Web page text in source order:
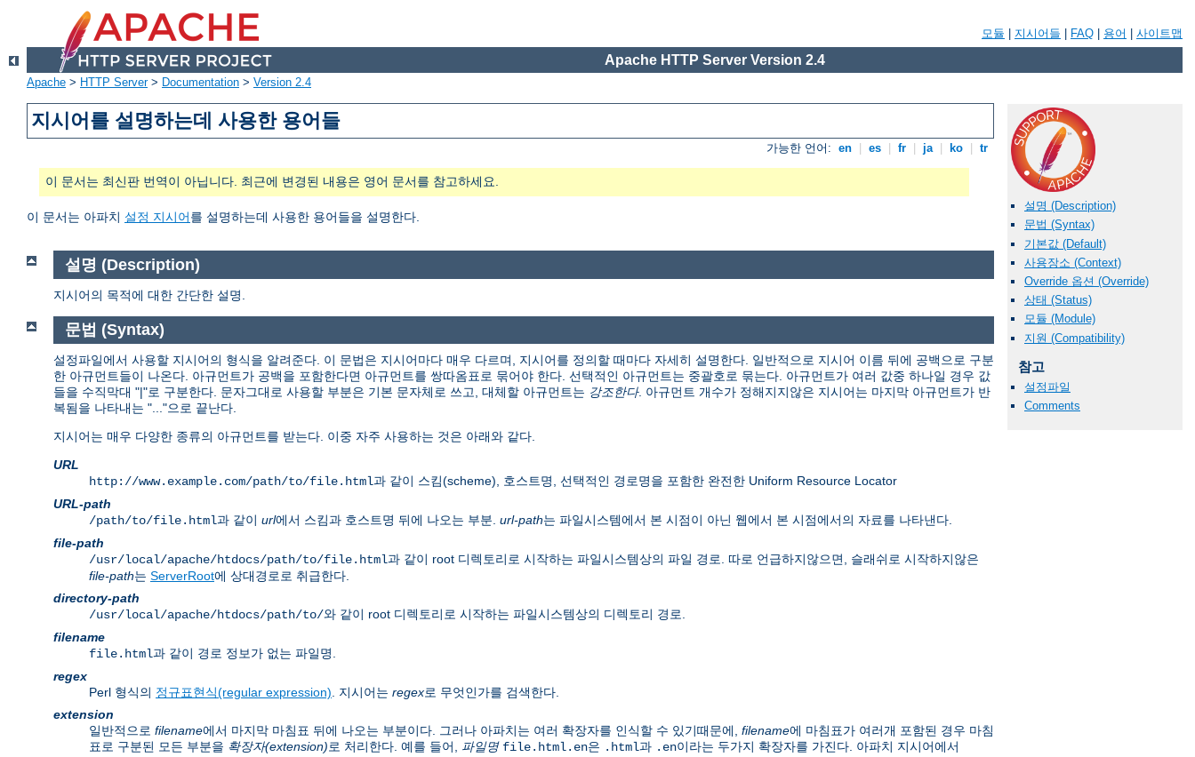
모듈 지시어들 FAQ 용어 사이트맵
Apache HTTP Server Version 2.4
Apache > HTTP Server> Documentation > Version 2.4
지시어를 설명하는데 사용한 용어들
가능한 언어: en es fr ja ko tr
이 문서는 최신판 번역이 아닙니다. 최근에 변경된 내용은 영어 문서를 참고하세요.
이 문서는 아파치 설정 지시어를 설명하는데 사용한 용어들을 설명한다.
설명 (Description)
문법 (Syntax)
기본값 (Default)
사용장소 (Context)
Override 옵션 (Override)
상태 (Status)
모듈 (Module)
지원 (Compatibility)
참고
설정파일
Comments
설명 (Description)
지시어의 목적에 대한 간단한 설명.
문법 (Syntax)
설정파일에서 사용할 지시어의 형식을 알려준다. 이 문법은 지시어마다 매우 다르며, 지시어를 정의할 때마다 자세히 설명한다. 일반적으로 지시어 이름 뒤에 공백으로 구분
한 아규먼트들이 나온다. 아규먼트가 공백을 포함한다면 아규먼트를 쌍따옴표로 묶어야 한다. 선택적인 아규먼트는 중괄호로 묶는다. 아규먼트가 여러 값중 하나일 경우 값
들을 수직막대 "|"로 구분한다. 문자그대로 사용할 부분은 기본 문자체로 쓰고, 대체할 아규먼트는 강조한다. 아규먼트 개수가 정해지지않은 지시어는 마지막 아규먼트가 반
복됨을 나타내는 "..."으로 끝난다.
지시어는 매우 다양한 종류의 아규먼트를 받는다. 이중 자주 사용하는 것은 아래와 같다.
URL
http://www.example.com/path/to/file.html과 같이 스킴(scheme), 호스트명, 선택적인 경로명을 포함한 완전한 Uniform Resource Locator
URL-path
/path/to/file.html과 같이 url에서 스킴과 호스트명 뒤에 나오는 부분. url-path는 파일시스템에서 본 시점이 아닌 웹에서 본 시점에서의 자료를 나타낸다.
file-path
/usr/local/apache/htdocs/path/to/file.html과 같이 root 디렉토리로 시작하는 파일시스템상의 파일 경로. 따로 언급하지않으면, 슬래쉬로 시작하지않은
file-path는 ServerRoot에 상대경로로 취급한다.
directory-path
/usr/local/apache/htdocs/path/to/와 같이 root 디렉토리로 시작하는 파일시스템상의 디렉토리 경로.
filename
file.html과 같이 경로 정보가 없는 파일명.
regex
Perl 형식의 정규표현식(regular expression) . 지시어는 regex로 무엇인가를 검색한다.
extension
일반적으로 filename에서 마지막 마침표 뒤에 나오는 부분이다. 그러나 아파치는 여러 확장자를 인식할 수 있기때문에, filename에 마침표가 여러개 포함된 경우 마침
표로 구분된 모든 부분을 확장자(extension)로 처리한다. 예를 들어, 파일명 file.html.en은 .html과 .en이라는 두가지 확장자를 가진다. 아파치 지시어에서